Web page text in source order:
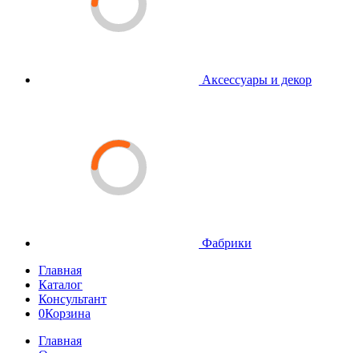
Аксессуары и декор
Фабрики
Главная
Каталог
Консультант
0Корзина
Главная